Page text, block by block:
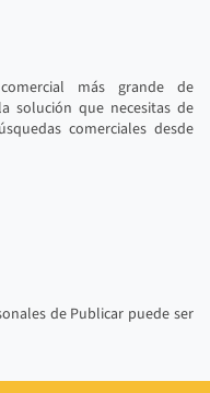
más grande de
solución que necesitas de
comerciales desde
de Publicar puede ser